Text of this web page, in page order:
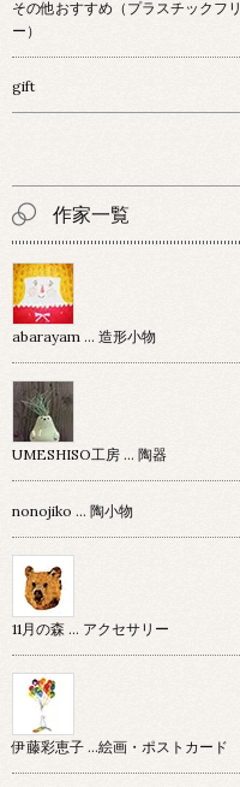
その他おすすめ（プラスチックフリ
ー）
gift
作家一覧
abarayam … 造形小物
UMESHISO工房 … 陶器
nonojiko ... 陶小物
11月の森 … アクセサリー
伊藤彩恵子 …絵画・ポストカード